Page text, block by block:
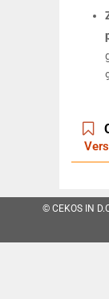
© CEKOS IN